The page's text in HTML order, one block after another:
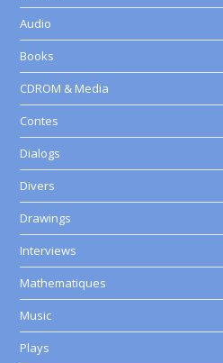
Audio
Books
CDROM & Media
Contes
Dialogs
Divers
Drawings
Interviews
Mathematiques
Music
Plays